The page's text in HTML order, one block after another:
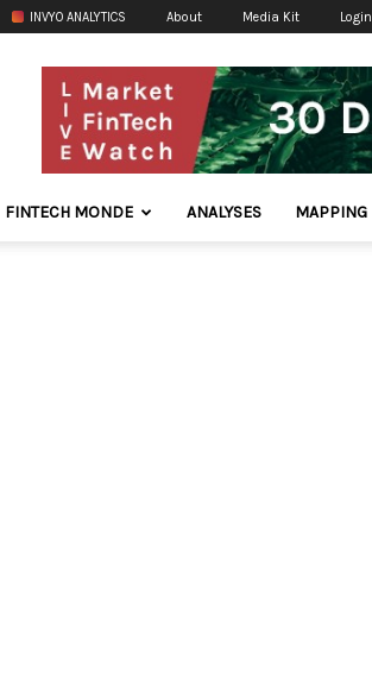
INVYO ANALYTICS About Media Kit Login
FINTECH MONDE ANALYSES MAPPING